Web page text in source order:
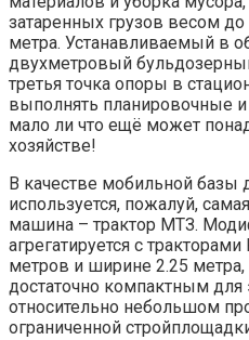
затаренных грузов весом
метра. Устанавливаемый в
двухметровый
третья точка опоры в
выполнять планировочные
мало ли что ещё может
хозяйстве!
В качестве мобильной
используется, пожалуй,
машина – трактор МТЗ.
агрегатируется с
метров и ширине 2.25 метра,
достаточно компактным для
относительно небольшом
ограниченной